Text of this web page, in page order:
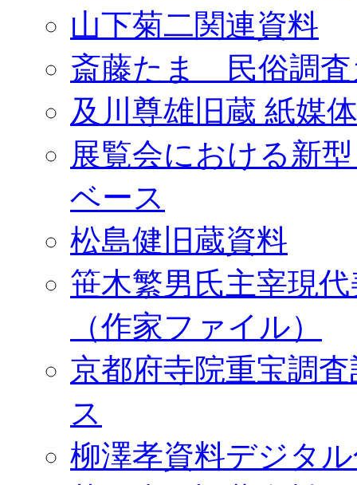
山下菊二関連資料
斎藤たま 民俗調査
及川尊雄旧蔵 紙媒
展覧会における新
ベース
松島健旧蔵資料
笹木繁男氏主宰現
（作家ファイル）
京都府寺院重宝調
ス
柳澤孝資料デジタ